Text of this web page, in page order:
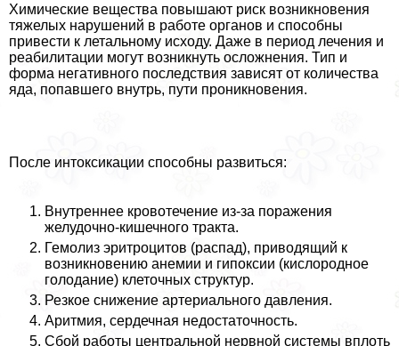
Химические вещества повышают риск возникновения
тяжелых нарушений в работе органов и способны
привести к летальному исходу. Даже в период лечения и
реабилитации могут возникнуть осложнения. Тип и
форма негативного последствия зависят от количества
яда, попавшего внутрь, пути проникновения.
После интоксикации способны развиться:
Внутреннее кровотечение из-за поражения
желудочно-кишечного тpaкта.
Гемолиз эритроцитов (распад), приводящий к
возникновению анемии и гипоксии (кислородное
голодание) клеточных структур.
Резкое снижение артериального давления.
Аритмия, сердечная недостаточность.
Сбой работы центральной нервной системы вплоть